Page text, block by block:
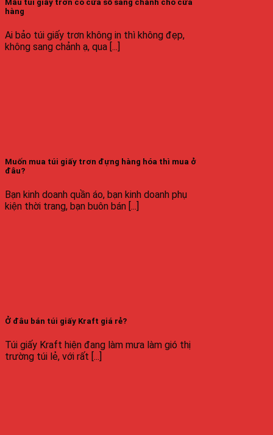
Mẫu túi giấy trơn có cửa sổ sang chảnh cho cửa
hàng
Ai bảo túi giấy trơn không in thì không đẹp,
không sang chảnh ạ, qua [...]
Muốn mua túi giấy trơn đựng hàng hóa thì mua ở
đâu?
Bạn kinh doanh quần áo, bạn kinh doanh phụ
kiện thời trang, bạn buôn bán [...]
Ở đâu bán túi giấy Kraft giá rẻ?
Túi giấy Kraft hiện đang làm mưa làm gió thị
trường túi lẻ, với rất [...]